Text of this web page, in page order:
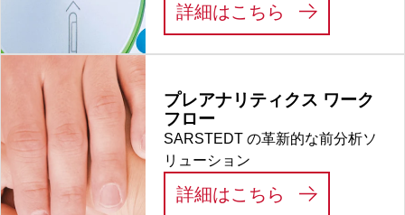
詳細はこちら プレアナリ
プレアナリティクス ワーク
フロー
SARSTEDT の革新的な前分析ソ
リューション
詳細はこちら プレアナリ